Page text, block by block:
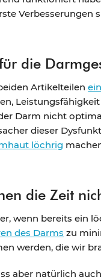
die
Artikelteilen
Darm nicht
dieser
löchrig
die Zeit
wenn bereits ein
des Darms zu
werden, die wir
aber natürlich